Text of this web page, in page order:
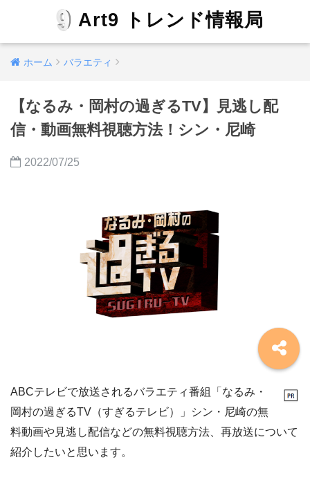
Art9 トレンド情報局
ホーム バラエティ
【なるみ・岡村の過ぎるTV】見逃し配
信・動画無料視聴方法！シン・尼崎
2022/07/25
ABCテレビで放送されるバラエティ番組「なるみ・
岡村の過ぎるTV（すぎるテレビ）」シン・尼崎の無
料動画や見逃し配信などの無料視聴方法、再放送について
紹介したいと思います。